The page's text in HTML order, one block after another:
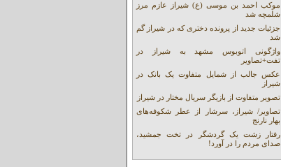
موکب احمد بن موسی (ع) شیراز عازم مرز
شلمچه شد
جزئیات جدید از پرونده دختری که در شیراز گم
شد
واژگونی اتوبوس مشهد به شیراز در
تفت+تصاویر
عکس جالب از شمایل متفاوت یک بانک در
شیراز
تصویر متفاوت از بازیگر سریال مختار در شیراز
تصاویر/ شیراز، سرشار از عطر شکوفه‌های
بهار نارنج
رفتار زشت یک گردشگر در تخت جمشید،
صدای مردم را در آورد!